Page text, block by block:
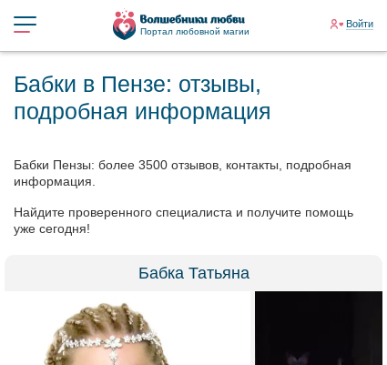
Портал любовной магии
Войти
Бабки в Пензе: отзывы,
подробная информация
Бабки Пензы: более 3500 отзывов, контакты, подробная
информация.
Найдите проверенного специалиста и получите помощь
уже сегодня!
Бабка Татьяна